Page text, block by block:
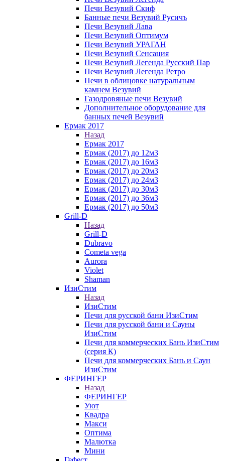
Печи Везувий Скиф
Банные печи Везувий Русичъ
Печи Везувий Лава
Печи Везувий Оптимум
Печи Везувий УРАГАН
Печи Везувий Сенсация
Печи Везувий Легенда Русский Пар
Печи Везувий Легенда Ретро
Печи в облицовке натуральным
камнем Везувий
Газодровяные печи Везувий
Дополнительное оборудование для
банных печей Везувий
Ермак 2017
Назад
Ермак 2017
Ермак (2017) до 12м3
Ермак (2017) до 16м3
Ермак (2017) до 20м3
Ермак (2017) до 24м3
Ермак (2017) до 30м3
Ермак (2017) до 36м3
Ермак (2017) до 50м3
Grill-D
Назад
Grill-D
Dubravo
Cometa vega
Aurora
Violet
Shaman
ИзиСтим
Назад
ИзиСтим
Печи для русской бани ИзиСтим
Печи для русской бани и Сауны
ИзиСтим
Печи для коммерческих Бань ИзиСтим
(серия К)
Печи для коммерческих Бань и Саун
ИзиСтим
ФЕРИНГЕР
Назад
ФЕРИНГЕР
Уют
Квадра
Макси
Оптима
Малютка
Мини